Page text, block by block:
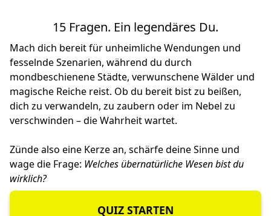
15 Fragen. Ein legendäres Du.
Mach dich bereit für unheimliche Wendungen und
fesselnde Szenarien, während du durch
mondbeschienene Städte, verwunschene Wälder und
magische Reiche reist. Ob du bereit bist zu beißen,
dich zu verwandeln, zu zaubern oder im Nebel zu
verschwinden – die Wahrheit wartet.
Zünde also eine Kerze an, schärfe deine Sinne und
wage die Frage: Welches übernatürliche Wesen bist du
wirklich?
QUIZ STARTEN